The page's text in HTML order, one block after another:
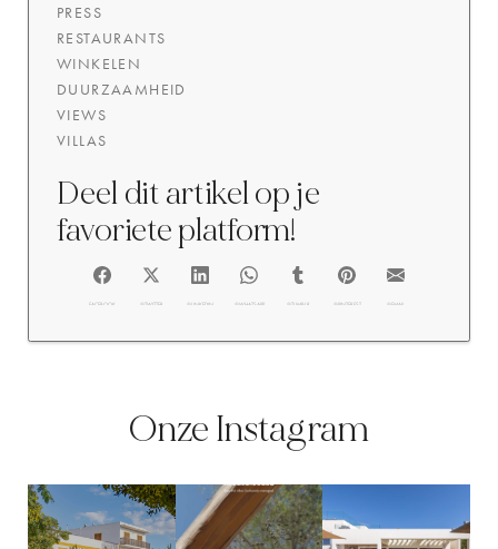
PRESS
RESTAURANTS
WINKELEN
DUURZAAMHEID
VIEWS
VILLAS
Deel dit artikel op je
favoriete platform!
FACEBOOK @TWITTER @LINKEDIN @WHATSAPP @TUMBLR @PINTEREST @EMAIL
Onze Instagram